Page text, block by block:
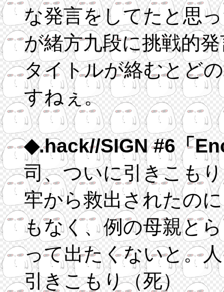
な発言をしてたと思
が緒方九段に挑戦的
タイトルが絡むとど
すねぇ。
◆.hack//SIGN #6「
司、ついに引きこも
牢から救出されたの
もなく、例の母親と
って出たくないと。
引きこもり（死）